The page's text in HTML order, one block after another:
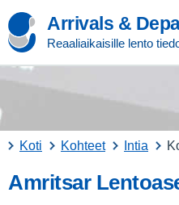
Arrivals &
Reaaliaikaisille lento
Koti Kohteet Intia
Amritsar